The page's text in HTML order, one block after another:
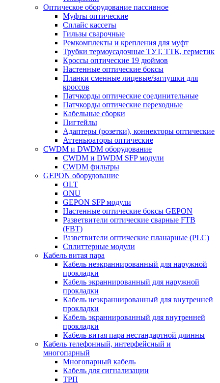
Оптическое оборудование пассивное
Муфты оптические
Сплайс кассеты
Гильзы сварочные
Ремкомплекты и крепления для муфт
Трубки термоусадочные ТУТ, ТТК, герметик
Кроссы оптические 19 дюймов
Настенные оптические боксы
Планки сменные лицевые/заглушки для
кроссов
Патчкорды оптические соединительные
Патчкорды оптические переходные
Кабельные сборки
Пигтейлы
Адаптеры (розетки), коннекторы оптические
Аттеньюаторы оптические
CWDM и DWDM оборудование
CWDM и DWDM SFP модули
CWDM фильтры
GEPON оборудование
OLT
ONU
GEPON SFP модули
Настенные оптические боксы GEPON
Разветвители оптические сварные FTB
(FBT)
Разветвители оптические планарные (PLC)
Сплиттерные модули
Кабель витая пара
Кабель неэкраннированный для наружной
прокладки
Кабель экраннированный для наружной
прокладки
Кабель неэкраннированный для внутренней
прокладки
Кабель экраннированный для внутренней
прокладки
Кабель витая пара нестандартной длинны
Кабель телефонный, интерфейсный и
многопарный
Многопарный кабель
Кабель для сигнализации
ТРП